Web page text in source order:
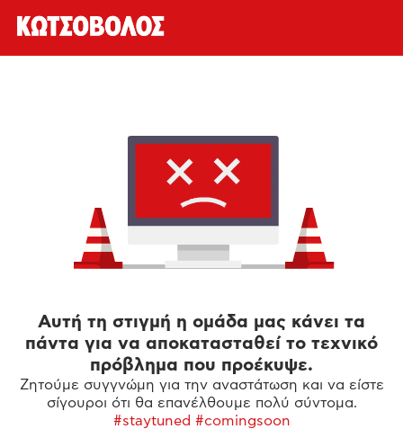
Αυτή τη στιγμή η ομάδα μας κάνει τα
πάντα για να αποκατασταθεί το τεχνικό
πρόβλημα που προέκυψε.
Ζητούμε συγγνώμη για την αναστάτωση και να είστε
σίγουροι ότι θα επανέλθουμε πολύ σύντομα.
#staytuned #comingsoon